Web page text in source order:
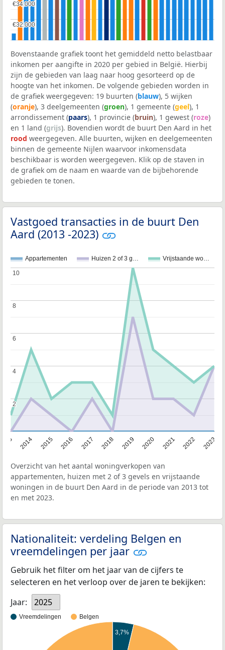
€32.000
€32.000
€34.000
€34.000
Bovenstaande grafiek toont het gemiddeld netto belastbaar
inkomen per aangifte in 2020 per gebied in België. Hierbij
zijn de gebieden van laag naar hoog gesorteerd op de
hoogte van het inkomen. De volgende gebieden worden in
de grafiek weergegeven: 19 buurten (blauw), 5 wijken
(oranje), 3 deelgemeenten (groen), 1 gemeente (geel), 1
arrondissement (paars), 1 provincie (bruin), 1 gewest (roze)
en 1 land (grijs). Bovendien wordt de buurt Den Aard in het
rood weergegeven. Alle buurten, wijken en deelgemeenten
binnen de gemeente Nijlen waarvoor inkomensdata
beschikbaar is worden weergegeven. Klik op de staven in
de grafiek om de naam en waarde van de bijbehorende
gebieden te tonen.
Vastgoed transacties in de buurt Den
Aard (2013 -2023)
Appartementen Huizen 2 of 3 g… Vrijstaande wo…
2014 2015 2016 2017 2018 2019 2020 2021 2022 2023
2
2
4
4
6
6
8
8
10
10
Overzicht van het aantal woningverkopen van
appartementen, huizen met 2 of 3 gevels en vrijstaande
woningen in de buurt Den Aard in de periode van 2013 tot
en met 2023.
Nationaliteit: verdeling Belgen en
vreemdelingen per jaar
Gebruik het filter om het jaar van de cijfers te
selecteren en het verloop over de jaren te bekijken:
Jaar:
2025
Vreemdelingen Belgen
3,7%